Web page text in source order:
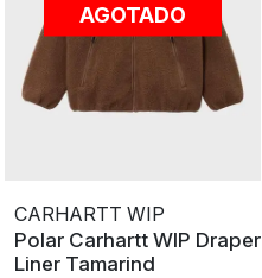
AGOTADO
CARHARTT WIP
Polar Carhartt WIP Draper
Liner Tamarind